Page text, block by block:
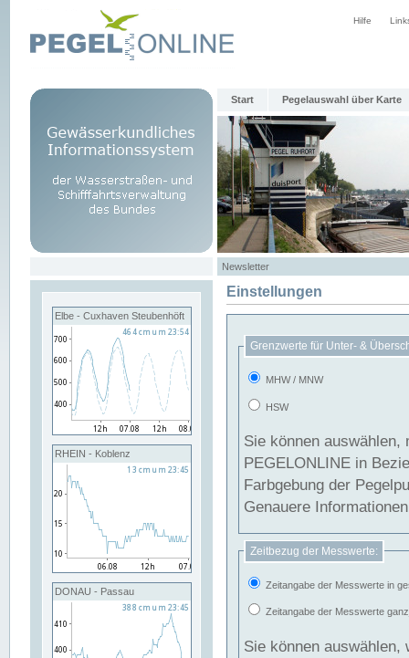
Hilfe
Start Pegelauswahl über Karte
Newsletter
Elbe - Cuxhaven Steubenhöft
RHEIN - Koblenz
DONAU - Passau
Einstellungen
Grenzwerte für Unter- &
MHW / MNW
HSW
Sie können
PEGELONLINE in Beziehung
Farbgebung der
Genauere
Zeitbezug der Messwerte:
Zeitangabe der Messwerte in
Zeitangabe der Messwerte
Sie können auswählen,